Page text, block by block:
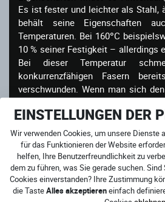
EINSTELLUNGEN DER
Wir verwenden Cookies, um unsere Dienste
für das Funktionieren der Website
helfen, Ihre Benutzerfreundlichkeit zu
dem zu führen, was Sie gerade suchen.
Cookies einverstanden? Ihre Zustimmung
die TasteAlles akzeptiereneinfach
Es ist fester und leichter als Stahl,
behält seine Eigenschaften
Temperaturen. Bei 160°C
10 % seiner Festigkeit – allerdings
Bei dieser Temperatur
konkurrenzfähigen Fasern
verschwunden. Wenn man sich
vom Motorrad und das
Fahrers über den Asphalt
Eigenschaften der Kevlar-Fasern
man von alten Jägern und ihrer
entfachen weiß, entsteht durch
Fahrer und Asphalt Hitze. Und
Grunde nicht...